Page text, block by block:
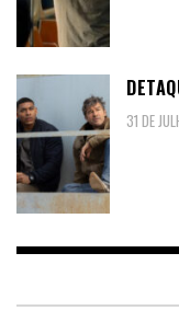
31 DE